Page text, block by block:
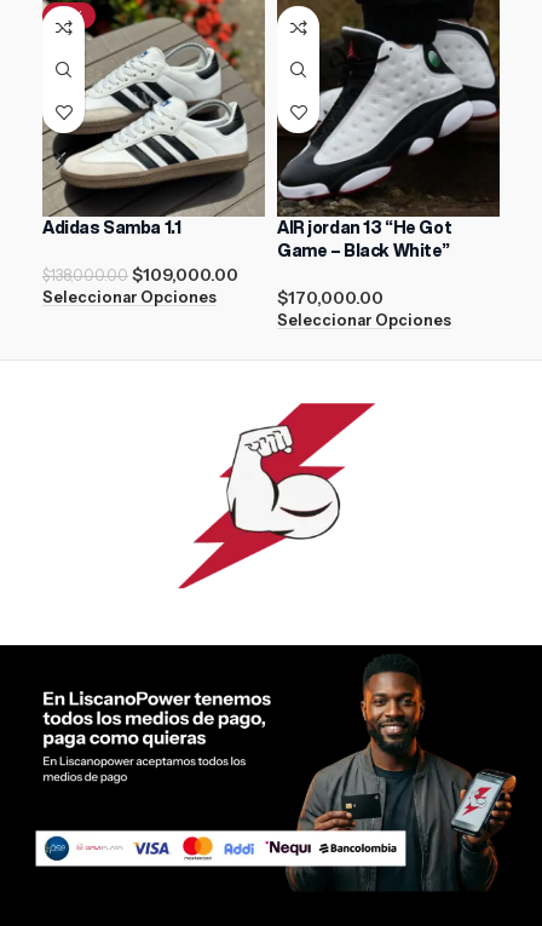
-21%
Adidas Samba 1.1
$138,000.00 $109,000.00
Seleccionar Opciones
AIR jordan 13 “He Got
Game – Black White”
$170,000.00
Seleccionar Opciones